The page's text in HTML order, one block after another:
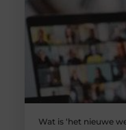
Wat is ‘het nieuwe